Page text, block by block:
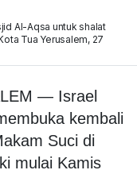
Al-Aqsa untuk shalat
Tua Yerusalem, 27
— Israel
kembali
Suci di
mulai Kamis